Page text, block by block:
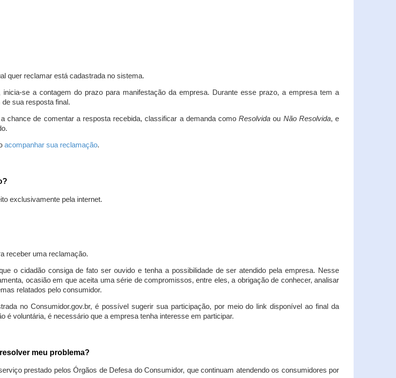
quer reclamar está cadastrada no sistema.
se a contagem do prazo para manifestação da empresa. Durante esse prazo, a empresa tem a
sua resposta final.
chance de comentar a resposta recebida, classificar a demanda comoResolvida ou Não Resolvida, e
acompanhar sua reclamação.
exclusivamente pela internet.
receber uma reclamação.
o cidadão consiga de fato ser ouvido e tenha a possibilidade de ser atendido pela empresa. Nesse
ocasião em que aceita uma série de compromissos, entre eles, a obrigação de conhecer, analisar
relatados pelo consumidor.
no Consumidor.gov.br, é possível sugerir sua participação, por meio do link disponível ao final da
é voluntária, é necessário que a empresa tenha interesse em participar.
meu problema?
prestado pelos Órgãos de Defesa do Consumidor, que continuam atendendo os consumidores por